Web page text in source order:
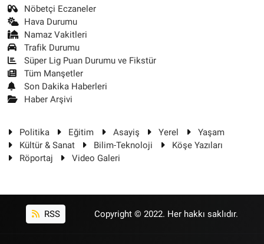
Nöbetçi Eczaneler
Hava Durumu
Namaz Vakitleri
Trafik Durumu
Süper Lig Puan Durumu ve Fikstür
Tüm Manşetler
Son Dakika Haberleri
Haber Arşivi
Politika Eğitim Asayiş Yerel
Yaşam
Kültür & Sanat
Bilim-Teknoloji
Köşe Yazıları
Röportaj
Video Galeri
RSS Copyright © 2022. Her hakkı saklıdır.